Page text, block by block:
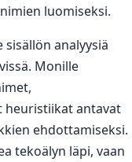
luomiseksi.
analyysiä
Monille
heuristiikat antavat
ehdottamiseksi.
tekoälyn läpi, vaan